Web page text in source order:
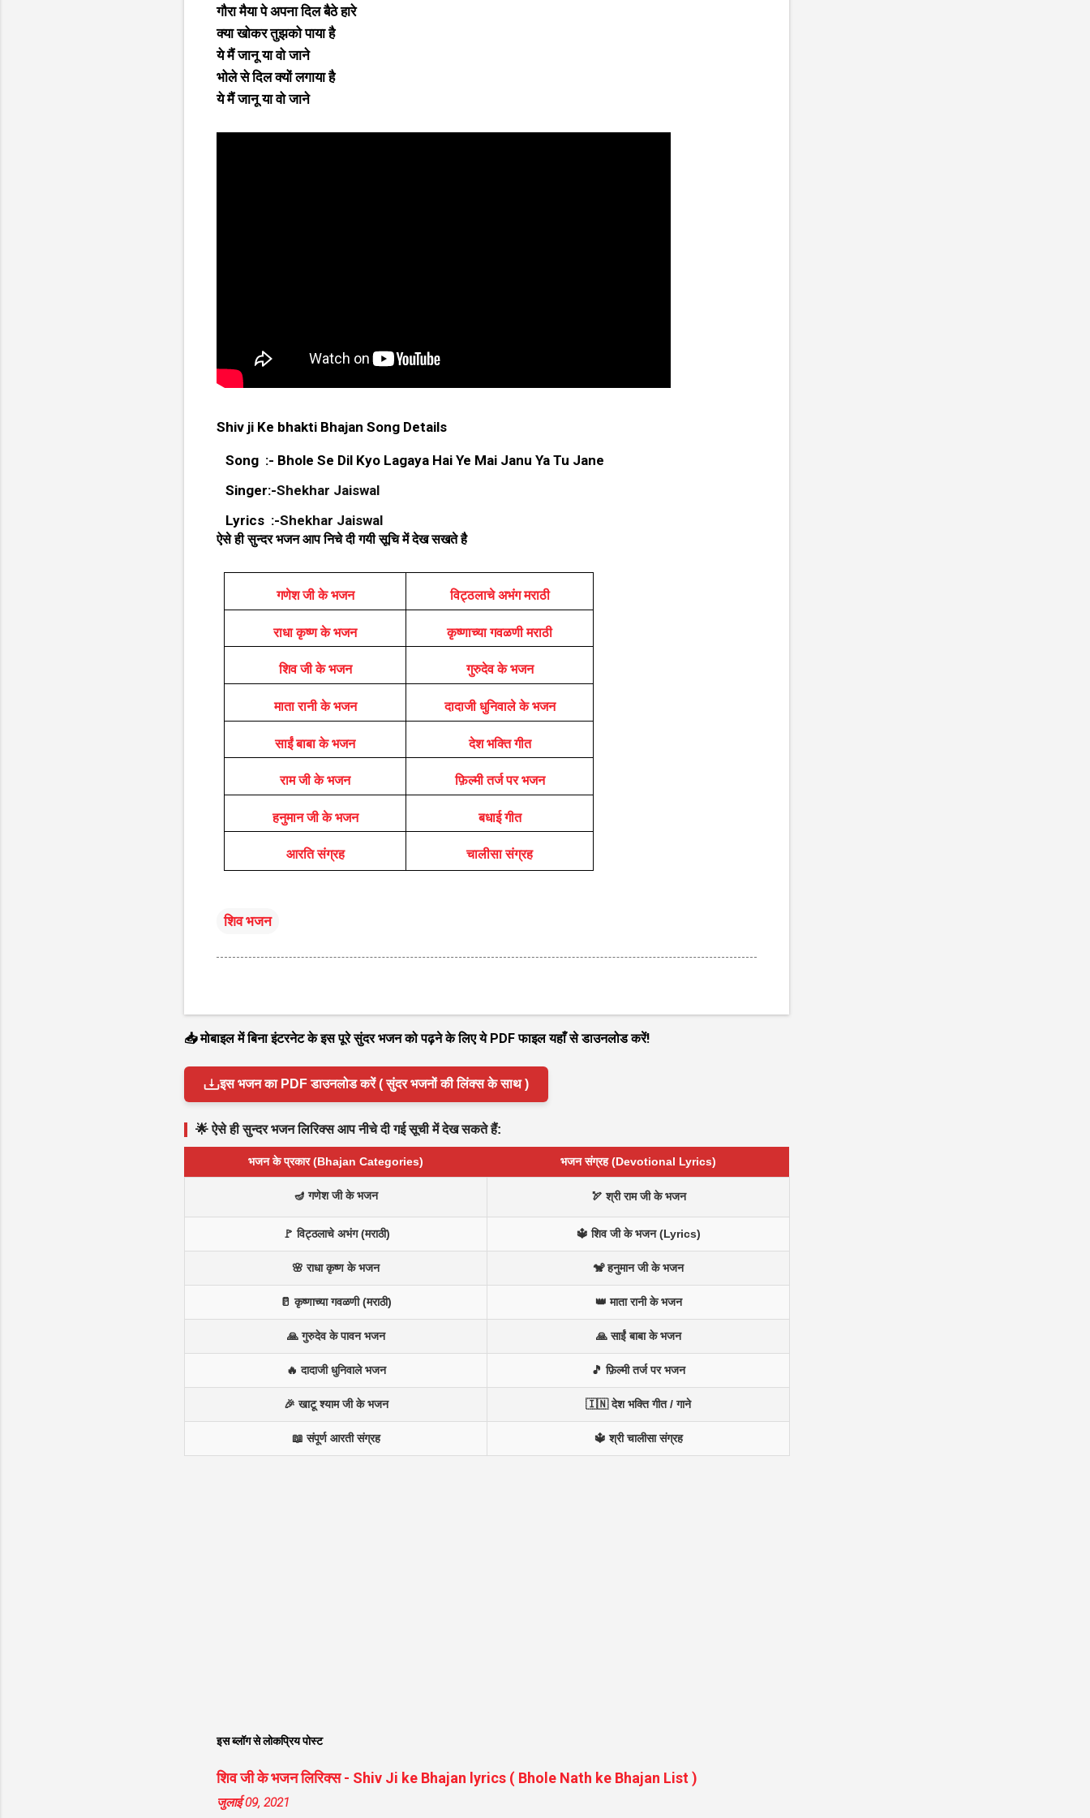
गौरा मैया पे अपना दिल बैठे हारे
क्या खोकर तुझको पाया है
ये मैं जानू या वो जाने
भोले से दिल क्यों लगाया है
ये मैं जानू या वो जाने
Shiv ji Ke bhakti Bhajan Song Details
Song :- Bhole Se Dil Kyo Lagaya Hai Ye Mai Janu Ya Tu Jane
Singer:-Shekhar Jaiswal
Lyrics :-Shekhar Jaiswal
ऐसे ही सुन्दर भजन आप निचे दी गयी सूचि में देख सखते है
गणेश जी के भजन विट्ठलाचे अभंग मराठी
राधा कृष्ण के भजन कृष्णाच्या गवळणी मराठी
शिव जी के भजन गुरुदेव के भजन
माता रानी के भजन दादाजी धुनिवाले के भजन
साईं बाबा के भजन देश भक्ति गीत
राम जी के भजन फ़िल्मी तर्ज पर भजन
हनुमान जी के भजन बधाई गीत
आरति संग्रह चालीसा संग्रह
शिव भजन
📥 मोबाइल में बिना इंटरनेट के इस पूरे सुंदर भजन को पढ़ने के लिए ये PDF फाइल यहाँ से डाउनलोड करें!
इस भजन का PDF डाउनलोड करें ( सुंदर भजनों की लिंक्स के साथ )
🌟 ऐसे ही सुन्दर भजन लिरिक्स आप नीचे दी गई सूची में देख सकते हैं:
भजन के प्रकार (Bhajan Categories) भजन संग्रह (Devotional Lyrics)
🪔 गणेश जी के भजन 🏹 श्री राम जी के भजन
🚩 विट्ठलाचे अभंग (मराठी) 🔱 शिव जी के भजन (Lyrics)
🌸 राधा कृष्ण के भजन 🐒 हनुमान जी के भजन
🥛 कृष्णाच्या गवळणी (मराठी) 👑 माता रानी के भजन
🙏 गुरुदेव के पावन भजन 🙏 साईं बाबा के भजन
🔥 दादाजी धुनिवाले भजन 🎵 फ़िल्मी तर्ज पर भजन
🎉 खाटू श्याम जी के भजन 🇮🇳 देश भक्ति गीत / गाने
📖 संपूर्ण आरती संग्रह 🔱 श्री चालीसा संग्रह
इस ब्लॉग से लोकप्रिय पोस्ट
शिव जी के भजन लिरिक्स - Shiv Ji ke Bhajan lyrics ( Bhole Nath ke Bhajan List )
जुलाई 09, 2021